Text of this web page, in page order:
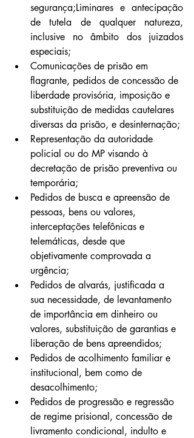
segurança;Liminares e antecipação
de tutela de qualquer natureza,
inclusive no âmbito dos juizados
especiais;
Comunicações de prisão em
flagrante, pedidos de concessão de
liberdade provisória, imposição e
substituição de medidas cautelares
diversas da prisão, e desinternação;
Representação da autoridade
policial ou do MP visando à
decretação de prisão preventiva ou
temporária;
Pedidos de busca e apreensão de
pessoas, bens ou valores,
interceptações telefônicas e
telemáticas, desde que
objetivamente comprovada a
urgência;
Pedidos de alvarás, justificada a
sua necessidade, de levantamento
de importância em dinheiro ou
valores, substituição de garantias e
liberação de bens apreendidos;
Pedidos de acolhimento familiar e
institucional, bem como de
desacolhimento;
Pedidos de progressão e regressão
de regime prisional, concessão de
livramento condicional, indulto e